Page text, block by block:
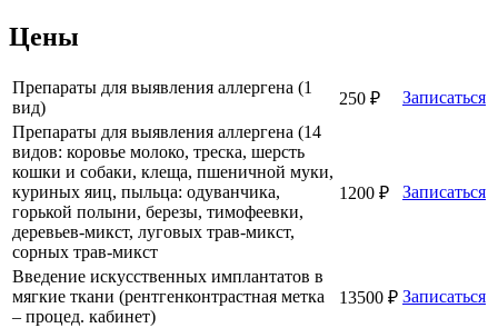
Цены
Препараты для выявления аллергена (1
вид)
250 ₽
Записаться
Препараты для выявления аллергена (14
видов: коровье молоко, треска, шерсть
кошки и собаки, клеща, пшеничной муки,
куриных яиц, пыльца: одуванчика,
горькой полыни, березы, тимофеевки,
деревьев-микст, луговых трав-микст,
сорных трав-микст
1200 ₽ Записаться
Введение искусственных имплантатов в
мягкие ткани (рентгенконтрастная метка
– процед. кабинет)
13500 ₽ Записаться